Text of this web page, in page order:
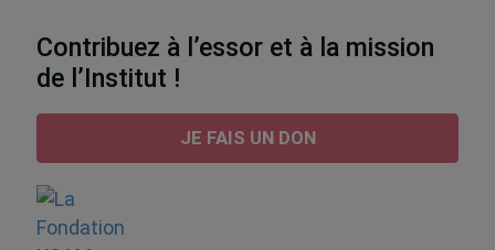
Contribuez à l’essor et à la mission
de l’Institut !
JE FAIS UN DON